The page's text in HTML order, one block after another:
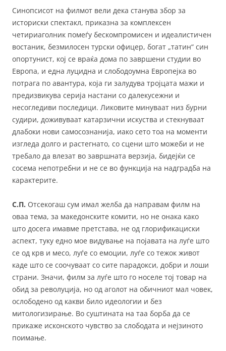
Синопсисот на филмот вели дека станува збор за
историски спектакл, приказна за комплексен
четириаголник помеѓу бескомпромисен и идеалистичен
востаник, безмилосен турски офицер, богат „татин“ син
опортунист, кој се враќа дома по завршени студии во
Европа, и една луцидна и слободоумна Eвропејка во
потрага по авантура, која ги залудува тројцата мажи и
предизвикува серија настани со далекусежни и
несогледиви последици. Ликовите минуваат низ бурни
судири, доживуваат катарзични искуства и стекнуваат
длабоки нови самосознанија, иако сето тоа на моменти
изгледа долго и растегнато, со сцени што можеби и не
требало да влезат во завршната верзија, бидејќи се
сосема непотребни и не се во функција на надградба на
карактерите.
С.П. Отсекогаш сум имал желба да направам филм на
оваа тема, за македонските комити, но не онака како
што досега имавме претстава, не од глорификациски
аспект, туку едно мое видување на појавата на луѓе што
се од крв и месо, луѓе со емоции, луѓе со тежок живот
каде што се соочуваат со сите парадокси, добри и лоши
страни. Значи, филм за луѓе што го носеле тој товар на
обид за револуција, но од аголот на обичниот мал човек,
ослободено од какви било идеологии и без
митологизирање. Во суштината на таа борба да се
прикаже исконското чувство за слободата и нејзиното
поимање.